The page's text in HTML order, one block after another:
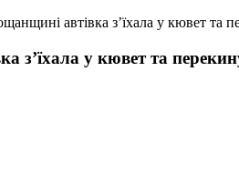
автівка з’їхала у кювет та
з’їхала у кювет та